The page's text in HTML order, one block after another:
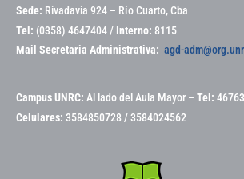
Sede: Rivadavia 924 – Río Cuarto, Cba
Tel: (0358) 4647404 / Interno: 8115
Mail Secretaria Administrativa: agd-
Campus UNRC: Al lado del Aula Mayor – Tel:
Celulares: 3584850728 / 3584024562